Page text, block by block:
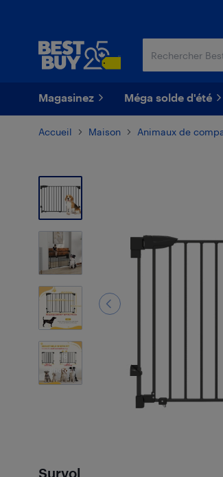
Magasinez Méga solde d'été
Accueil Maison Animaux de
Photos
Survol